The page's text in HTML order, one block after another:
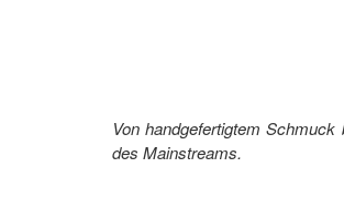
Von handgefertigtem
des Mainstreams.